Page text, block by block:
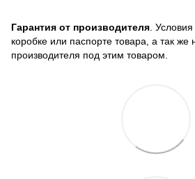
Гарантия от производителя .
коробке или паспорте товара, а так же
производителя под этим товаром.